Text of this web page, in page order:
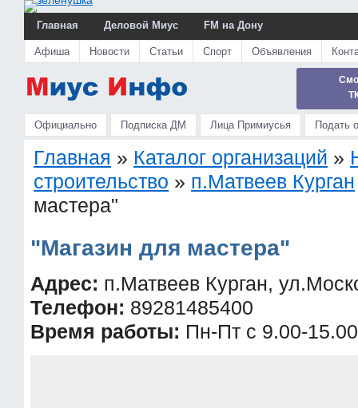
Главная Деловой Миус FM на Дону
Афиша Новости Статьи Спорт Объявления
Официально Подписка ДМ Лица Примиусья Подать
Главная » Каталог организаций »
строительство » п.Матвеев Курган
мастера"
"Магазин для мастера"
Адрес: п.Матвеев Курган,
Телефон: 89281485400
Время работы: Пн-Пт с 9.00-